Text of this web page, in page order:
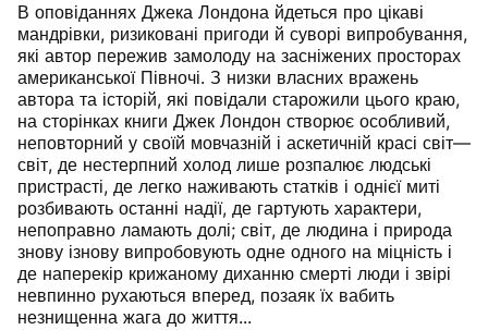
В оповіданнях Джека Лондона йдеться про цікаві
мандрівки, ризиковані пригоди й суворі випробування,
які автор пережив замолоду на засніжених просторах
американської Півночі. З низки власних вражень
автора та історій, які повідали старожили цього краю,
на сторінках книги Джек Лондон створює особливий,
неповторний у своїй мовчазній і аскетичній красі світ—
світ, де нестерпний холод лише розпалює людські
пристрасті, де легко наживають статків і однієї миті
розбивають останні надії, де гартують характери,
непоправно ламають долі; світ, де людина і природа
знову ізнову випробовують одне одного на міцність і
де наперекір крижаному диханню смерті люди і звірі
невпинно рухаються вперед, позаяк їх вабить
незнищенна жага до життя...